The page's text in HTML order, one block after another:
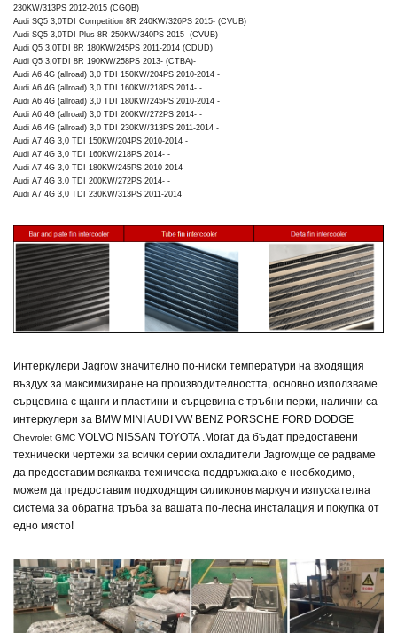
230KW/313PS 2012-2015 (CGQB)
Audi SQ5 3,0TDI Competition 8R 240KW/326PS 2015- (CVUB)
Audi SQ5 3,0TDI Plus 8R 250KW/340PS 2015- (CVUB)
Audi Q5 3,0TDI 8R 180KW/245PS 2011-2014 (CDUD)
Audi Q5 3,0TDI 8R 190KW/258PS 2013- (CTBA)-
Audi A6 4G (allroad) 3,0 TDI 150KW/204PS 2010-2014 -
Audi A6 4G (allroad) 3,0 TDI 160KW/218PS 2014- -
Audi A6 4G (allroad) 3,0 TDI 180KW/245PS 2010-2014 -
Audi A6 4G (allroad) 3,0 TDI 200KW/272PS 2014- -
Audi A6 4G (allroad) 3,0 TDI 230KW/313PS 2011-2014 -
Audi A7 4G 3,0 TDI 150KW/204PS 2010-2014 -
Audi A7 4G 3,0 TDI 160KW/218PS 2014- -
Audi A7 4G 3,0 TDI 180KW/245PS 2010-2014 -
Audi A7 4G 3,0 TDI 200KW/272PS 2014- -
Audi A7 4G 3,0 TDI 230KW/313PS 2011-2014
Интеркулери Jagrow значително по-ниски температури на входящия
въздух за максимизиране на производителността, основно използваме
сърцевина с щанги и пластини и сърцевина с тръбни перки, налични са
интеркулери за BMW MINI AUDI VW BENZ PORSCHE FORD DODGE
Chevrolet GMC VOLVO NISSAN TOYOTA .Могат да бъдат предоставени
технически чертежи за всички серии охладители Jagrow,ще се радваме
да предоставим всякаква техническа поддръжка.ако е необходимо,
можем да предоставим подходящия силиконов маркуч и изпускателна
система за обратна тръба за вашата по-лесна инсталация и покупка от
едно място!